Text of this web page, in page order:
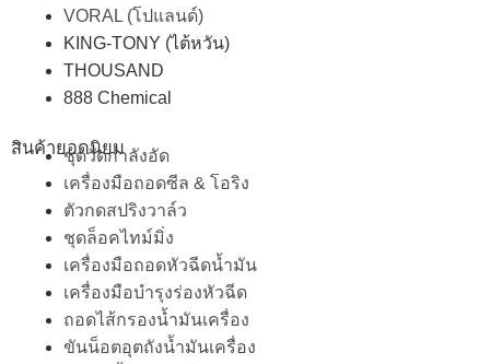
VORAL (โปแลนด์)
KING-TONY (ไต้หวัน)
THOUSAND
888 Chemical
สินค้ายอดนิยม
ชุดวัดกำลังอัด
เครื่องมือถอดซีล & โอริง
ตัวกดสปริงวาล์ว
ชุดล็อคไทม์มิ่ง
เครื่องมือถอดหัวฉีดน้ำมัน
เครื่องมือบำรุงร่องหัวฉีด
ถอดไส้กรองน้ำมันเครื่อง
ขันน็อตอุตถังน้ำมันเครื่อง